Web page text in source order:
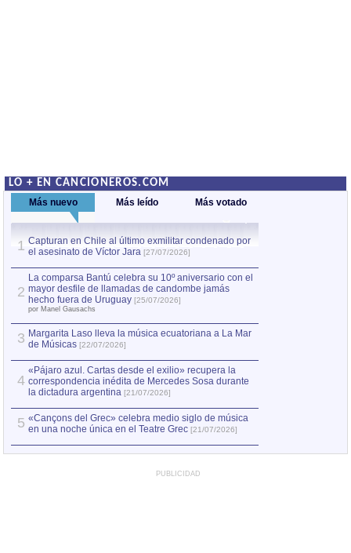
LO + EN CANCIONEROS.COM
Más nuevo Más leído Más votado
1 Capturan en Chile al último exmilitar condenado por
el asesinato de Víctor Jara [27/07/2026]
2
La comparsa Bantú celebra su 10º aniversario con el
mayor desfile de llamadas de candombe jamás
hecho fuera de Uruguay [25/07/2026]
por Manel Gausachs
3 Margarita Laso lleva la música ecuatoriana a La Mar
de Músicas [22/07/2026]
4
«Pájaro azul. Cartas desde el exilio» recupera la
correspondencia inédita de Mercedes Sosa durante
la dictadura argentina [21/07/2026]
5 «Cançons del Grec» celebra medio siglo de música
en una noche única en el Teatre Grec [21/07/2026]
PUBLICIDAD